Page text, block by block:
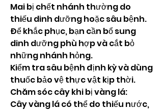
Mai bị chết nhánh thường do
thiếu dinh dưỡng hoặc sâu bệnh.
Để khắc phục, bạn cần bổ sung
dinh dưỡng phù hợp và cắt bỏ
những nhánh hỏng.
Kiểm tra sâu bệnh định kỳ và dùng
thuốc bảo vệ thực vật kịp thời.
Chăm sóc cây khi bị vàng lá:
Cây vàng lá có thể do thiếu nước,